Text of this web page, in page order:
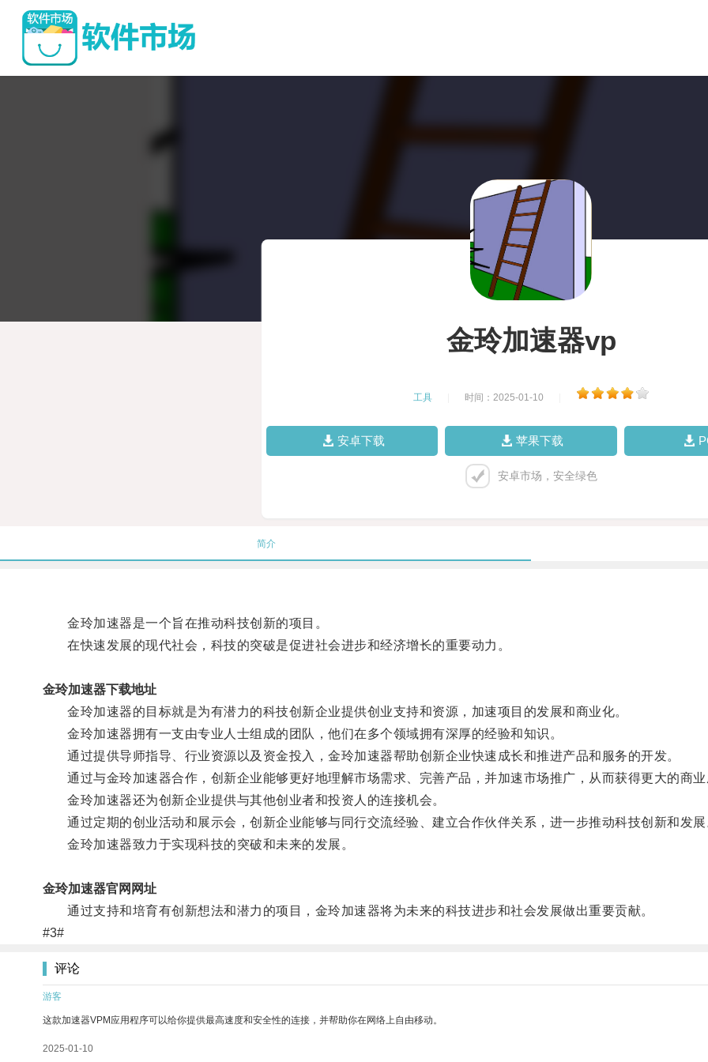
金玲加速器vp
工具 时间：2025-01-10
安卓下载 苹果下载
安卓市场，安全绿色
简介
金玲加速器是一个旨在推动科技创新的项目。
在快速发展的现代社会，科技的突破是促进社会进步和经济增长的重要动力。
金玲加速器下载地址
金玲加速器的目标就是为有潜力的科技创新企业提供创业支持和资源，加速项目的发展和商业化。
金玲加速器拥有一支由专业人士组成的团队，他们在多个领域拥有深厚的经验和知识。
通过提供导师指导、行业资源以及资金投入，金玲加速器帮助创新企业快速成长和推进产品和服务的开发。
通过与金玲加速器合作，创新企业能够更好地理解市场需求、完善产品，并加速市场推广，从而获得更大的商业
金玲加速器还为创新企业提供与其他创业者和投资人的连接机会。
通过定期的创业活动和展示会，创新企业能够与同行交流经验、建立合作伙伴关系，进一步推动科技创新和发展
金玲加速器致力于实现科技的突破和未来的发展。
金玲加速器官网网址
通过支持和培育有创新想法和潜力的项目，金玲加速器将为未来的科技进步和社会发展做出重要贡献。
#3#
评论
游客
这款加速器VPM应用程序可以给你提供最高速度和安全性的连接，并帮助你在网络上自由移动。
2025-01-10